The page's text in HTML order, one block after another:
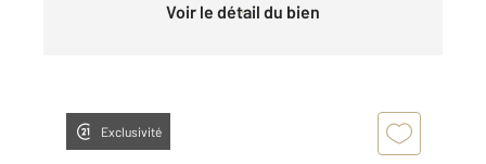
Voir le détail du bien
Exclusivité